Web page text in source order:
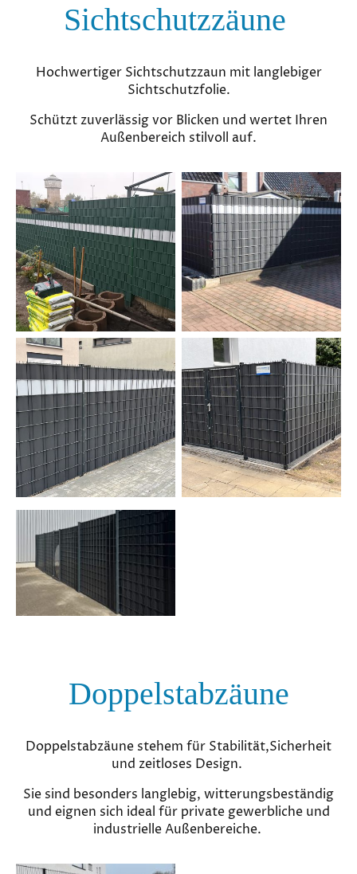
Sichtschutzzäune
Hochwertiger Sichtschutzzaun mit langlebiger
Sichtschutzfolie.
Schützt zuverlässig vor Blicken und wertet Ihren
Außenbereich stilvoll auf.
Doppelstabzäune
Doppelstabzäune stehem für Stabilität,Sicherheit
und zeitloses Design.
Sie sind besonders langlebig, witterungsbeständig
und eignen sich ideal für private gewerbliche und
industrielle Außenbereiche.